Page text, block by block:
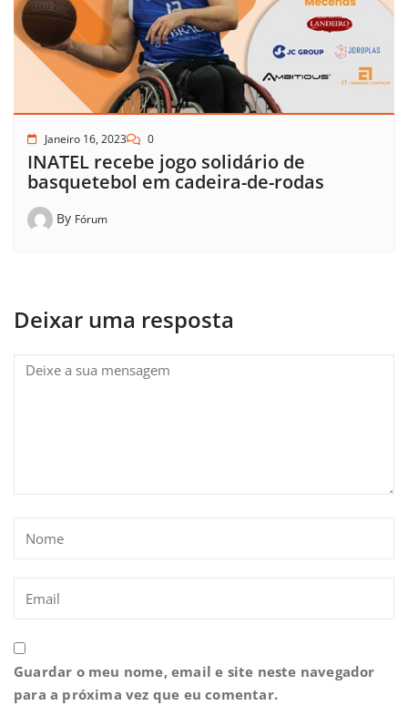
Janeiro 16, 2023 0
INATEL recebe jogo solidário de
basquetebol em cadeira-de-rodas
By Fórum
Deixar uma resposta
Guardar o meu nome, email e site neste navegador
para a próxima vez que eu comentar.